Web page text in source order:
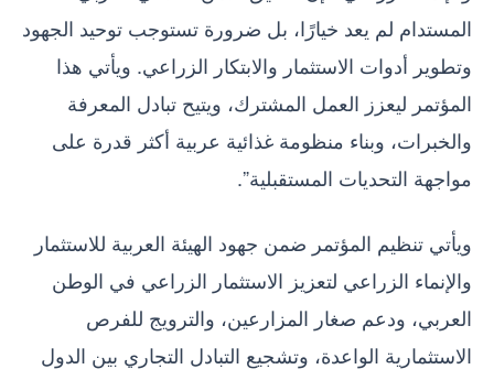
المستدام لم يعد خيارًا، بل ضرورة تستوجب توحيد الجهود
وتطوير أدوات الاستثمار والابتكار الزراعي. ويأتي هذا
المؤتمر ليعزز العمل المشترك، ويتيح تبادل المعرفة
والخبرات، وبناء منظومة غذائية عربية أكثر قدرة على
مواجهة التحديات المستقبلية”.
ويأتي تنظيم المؤتمر ضمن جهود الهيئة العربية للاستثمار
والإنماء الزراعي لتعزيز الاستثمار الزراعي في الوطن
العربي، ودعم صغار المزارعين، والترويج للفرص
الاستثمارية الواعدة، وتشجيع التبادل التجاري بين الدول